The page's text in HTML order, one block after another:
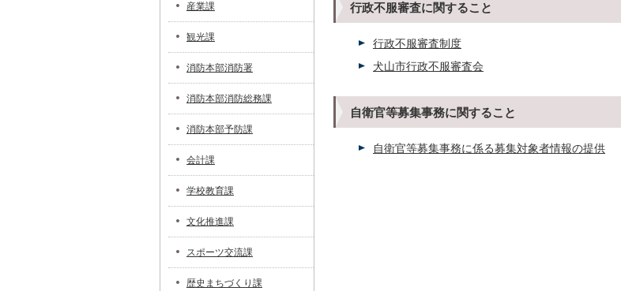
行政不服審査に関すること
行政不服審査制度
犬山市行政不服審査会
自衛官等募集事務に関すること
自衛官等募集事務に係る募集対象者情報の提供
産業課
観光課
消防本部消防署
消防本部消防総務課
消防本部予防課
会計課
学校教育課
文化推進課
スポーツ交流課
歴史まちづくり課